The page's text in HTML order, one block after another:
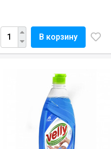
В корзину